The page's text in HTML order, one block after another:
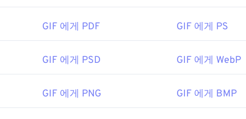
GIF 에게 PDF GIF 에게 PS
GIF 에게 PSD GIF 에게 WebP
GIF 에게 PNG GIF 에게 BMP